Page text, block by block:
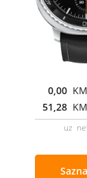
0,00
51,28
uz